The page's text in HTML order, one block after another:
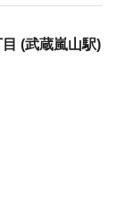
(武蔵嵐山駅)